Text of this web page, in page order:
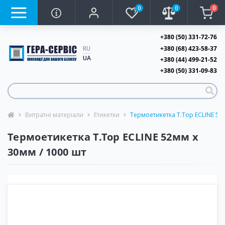
0 0 0
RU
UA
+380 (50) 331-72-76
+380 (68) 423-58-37
+380 (44) 499-21-52
+380 (50) 331-09-83
Витратні матеріали Етикетки Термоетикетка T.Top ECLINE
Термоетикетка T.Top ECLINE 52мм х
30мм / 1000 шт